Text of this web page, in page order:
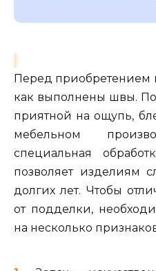
Перед приобретением
как выполнены швы.
приятной на ощупь,
мебельном
специальная
позволяет изделиям
долгих лет. Чтобы
от подделки,
на несколько